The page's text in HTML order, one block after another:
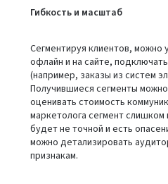
Гибкость и масштаб
Сегментируя клиентов, можно
офлайн и на сайте,
(например, заказы из систем
Получившиеся сегменты
оценивать стоимость
маркетолога сегмент слишком
будет не точной и есть
можно детализировать
признакам.